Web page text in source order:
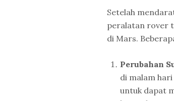
Setelah
peralatan rover
di Mars.
Perubahan
di malam
untuk dapat